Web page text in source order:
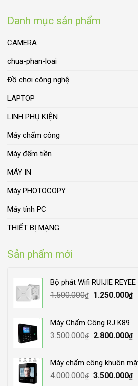
Danh mục sản phẩm
CAMERA
chua-phan-loai
Đồ chơi công nghệ
LAPTOP
LINH PHỤ KIỆN
Máy chấm công
Máy đếm tiền
MÁY IN
Máy PHOTOCOPY
Máy tính PC
THIẾT BỊ MẠNG
Sản phẩm mới
Bộ phát Wifi RUIJIE
1.500.000₫
Original
1.500.000₫.
1.250.000₫
Máy Chấm Công RJ K89
3.500.000₫
Original
3.500.000₫.
2.800.000₫
Máy chấm công khuôn
4.000.000₫ Original
3.500.000₫